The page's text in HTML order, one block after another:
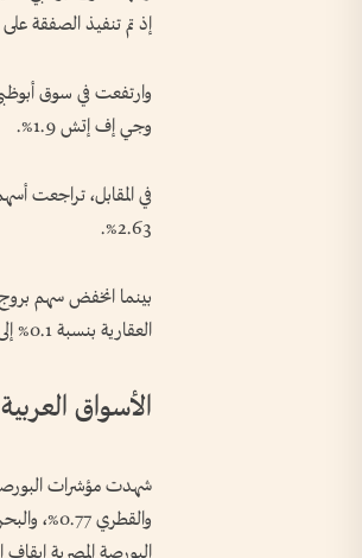
إذ تم تنفيذ الصفقة على 15 مليون سهم من أسهم الشركة بسعر تنفيذ 1.19 درهم للسهم.
وجي إف إتش 1.9%.
2.63%.
العقارية بنسبة 0.1% إلى 8.200 درهم، وسط تداولات قاربت 9 ملايين سهم.
الأسواق العربية